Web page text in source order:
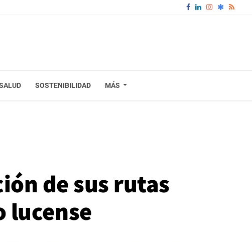
SOSTENIBILIDAD MÁS
de sus rutas
lucense